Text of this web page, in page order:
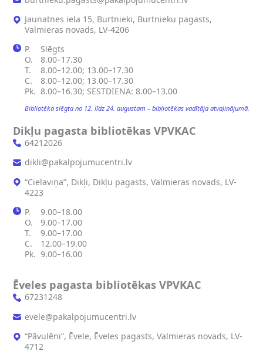
Jaunatnes iela 15, Burtnieki, Burtnieku pagasts,
Valmieras novads, LV-4206
P.
Slēgts
O.
8.00–17.30
T.
8.00–12.00; 13.00–17.30
C.
8.00–12.00; 13.00–17.30
Pk. 8.00–16.30; SESTDIENA: 8.00–13.00
Bibliotēka slēgta no 12. līdz 24. augustam – bibliotēkas vadītāja atvaļinājumā.
Dikļu pagasta bibliotēkas VPVKAC
64212026
dikli@pakalpojumucentri.lv
“Cielaviņa”, Dikļi, Dikļu pagasts, Valmieras novads, LV-
4223
P.
9.00–18.00
O.
9.00–17.00
T.
9.00–17.00
C.
12.00–19.00
Pk. 9.00–16.00
Ēveles pagasta bibliotēkas VPVKAC
67231248
evele@pakalpojumucentri.lv
“Pāvulēni”, Ēvele, Ēveles pagasts, Valmieras novads, LV-
4712